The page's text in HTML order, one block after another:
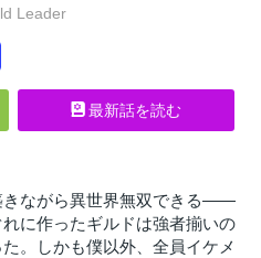
Leader
最新話を読む
きながら異世界無双できる――
に作ったギルドは強者揃いの
。しかも僕以外、全員イケメ